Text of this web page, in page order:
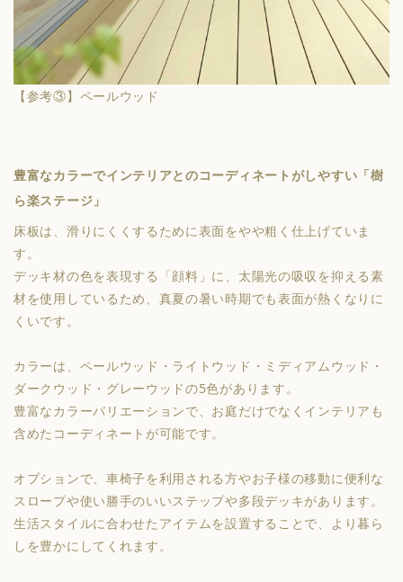
【参考③】ペールウッド
豊富なカラーでインテリアとのコーディネートがしやすい「樹
ら楽ステージ」
床板は、滑りにくくするために表面をやや粗く仕上げていま
す。
デッキ材の色を表現する「顔料」に、太陽光の吸収を抑える素
材を使用しているため、真夏の暑い時期でも表面が熱くなりに
くいです。
カラーは、ペールウッド・ライトウッド・ミディアムウッド・
ダークウッド・グレーウッドの5色があります。
豊富なカラーバリエーションで、お庭だけでなくインテリアも
含めたコーディネートが可能です。
オプションで、車椅子を利用される方やお子様の移動に便利な
スロープや使い勝手のいいステップや多段デッキがあります。
生活スタイルに合わせたアイテムを設置することで、より暮ら
しを豊かにしてくれます。